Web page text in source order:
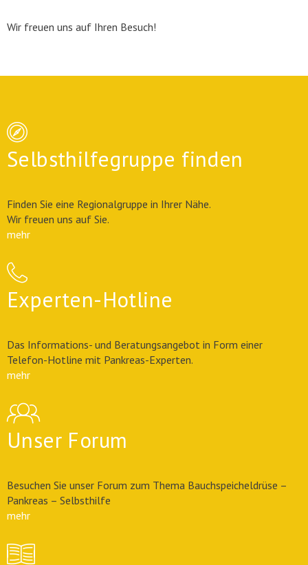
Wir freuen uns auf Ihren Besuch!
Selbsthilfegruppe finden
Finden Sie eine Regionalgruppe in Ihrer Nähe.
Wir freuen uns auf Sie.
mehr
Experten-Hotline
Das Informations- und Beratungsangebot in Form einer
Telefon-Hotline mit Pankreas-Experten.
mehr
Unser Forum
Besuchen Sie unser Forum zum Thema Bauchspeicheldrüse –
Pankreas – Selbsthilfe
mehr